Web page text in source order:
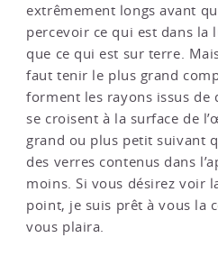
extrêmement longs avant
percevoir ce qui est dans la
que ce qui est sur terre.
faut tenir le plus grand
forment les rayons issus de
se croisent à la surface de
grand ou plus petit suivant
des verres contenus dans
moins. Si vous désirez voir
point, je suis prêt à vous la
vous plaira.